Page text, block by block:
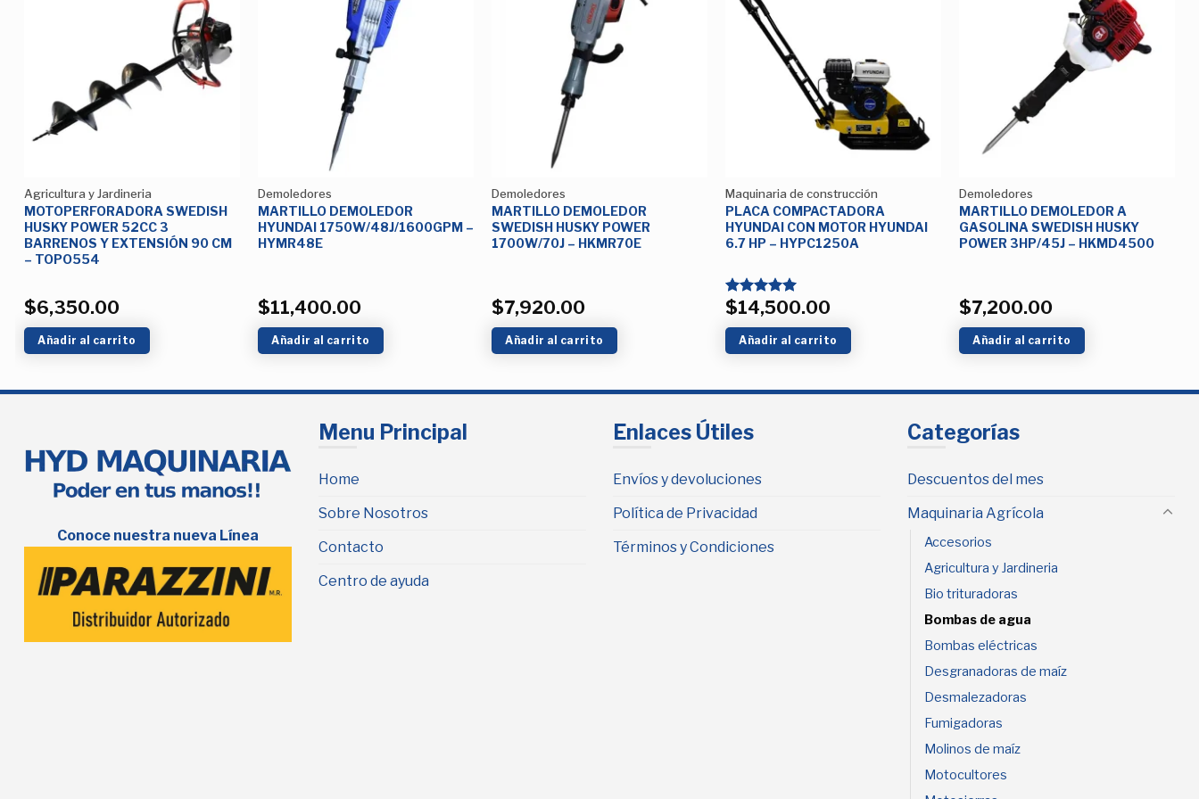
Añadir
a la
Lista de
deseos
Agricultura y Jardineria
MOTOPERFORADORA SWEDISH
HUSKY POWER 52CC 3
BARRENOS Y EXTENSIÓN 90 CM
– TOPO554
$6,350.00
Añadir al carrito
Demoledores
MARTILLO DEMOLEDOR
HYUNDAI 1750W/48J/1600GPM –
HYMR48E
$11,400.00
Añadir al carrito
Demoledores
MARTILLO DEMOLEDOR
SWEDISH HUSKY POWER
1700W/70J – HKMR70E
$7,920.00
Añadir al carrito
Maquinaria de construcción
PLACA COMPACTADORA
HYUNDAI CON MOTOR HYUNDAI
6.7 HP – HYPC1250A
Valorado
5.00
de 5
$14,500.00
Añadir al carrito
Añadir
a la
Lista de
deseos
Demoledores
MARTILLO DEMOLEDOR A
GASOLINA SWEDISH HUSKY
POWER 3HP/45J – HKMD4500
$7,200.00
Añadir al carrito
Conoce nuestra nueva Línea
Menu Principal
Home
Sobre Nosotros
Contacto
Centro de ayuda
Enlaces Útiles
Envíos y devoluciones
Política de Privacidad
Términos y Condiciones
Categorías
Descuentos del mes
Maquinaria Agrícola
Accesorios
Agricultura y Jardineria
Bio trituradoras
Bombas de agua
Bombas eléctricas
Desgranadoras de maíz
Desmalezadoras
Fumigadoras
Molinos de maíz
Motocultores